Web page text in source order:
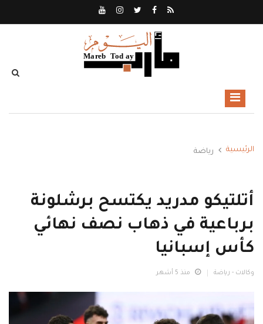
الرئيسية رياضة
أتلتيكو مدريد يكتسح برشلونة
برباعية في ذهاب نصف نهائي
كأس إسبانيا
وكالات - رياضة منذ 5 أشهر